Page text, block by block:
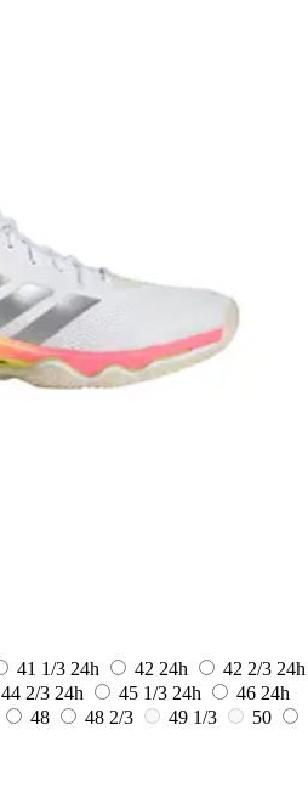
41 1/3 24h 42 24h 42 2/3 24h
44 2/3 24h 45 1/3 24h 46 24h
48 48 2/3 49 1/3
50